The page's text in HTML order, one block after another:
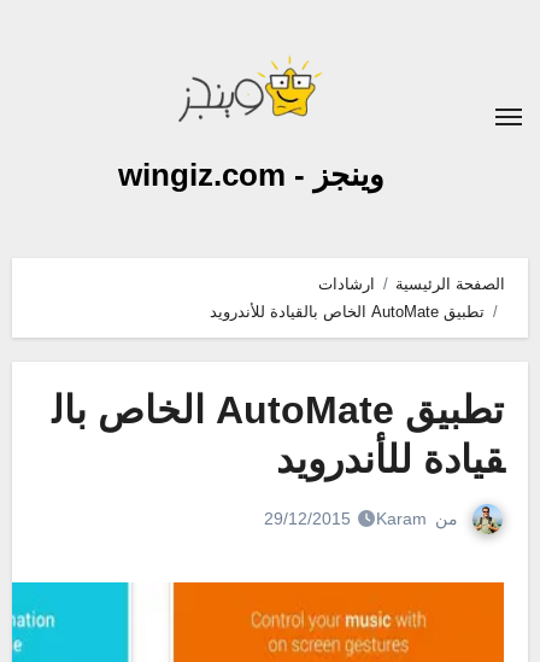
وينجز - wingiz.com
الصفحة الرئيسية
ارشادات
تطبيق AutoMate الخاص بالقيادة للأندرويد
تطبيق AutoMate الخاص بال
قيادة للأندرويد
من Karam
29/12/2015